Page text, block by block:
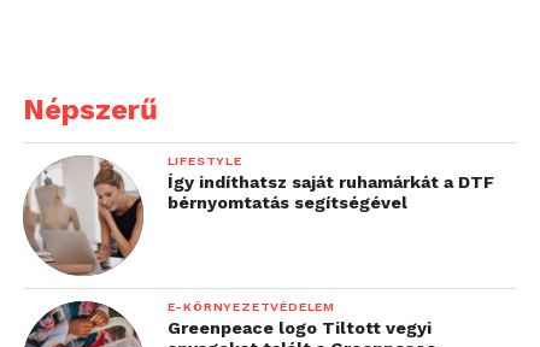
Népszerű
LIFESTYLE
Így indíthatsz saját ruhamárkát a DTF
bérnyomtatás segítségével
E-KÖRNYEZETVÉDELEM
Greenpeace logo Tiltott vegyi